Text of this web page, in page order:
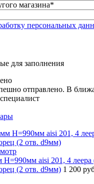
магазина*
персональных
для заполнения
отправлено. В
H=990мм aisi 201, 4
(2 отв. d9мм) 1 200